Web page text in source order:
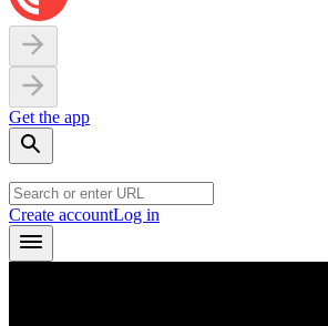
Get the app
Create accountLog in